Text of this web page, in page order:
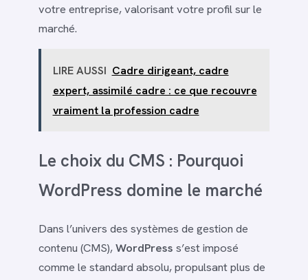
votre entreprise, valorisant votre profil sur le
marché.
LIRE AUSSI Cadre dirigeant, cadre
expert, assimilé cadre : ce que recouvre
vraiment la profession cadre
Le choix du CMS : Pourquoi
WordPress domine le marché
Dans l’univers des systèmes de gestion de
contenu (CMS),WordPress s’est imposé
comme le standard absolu, propulsant plus de